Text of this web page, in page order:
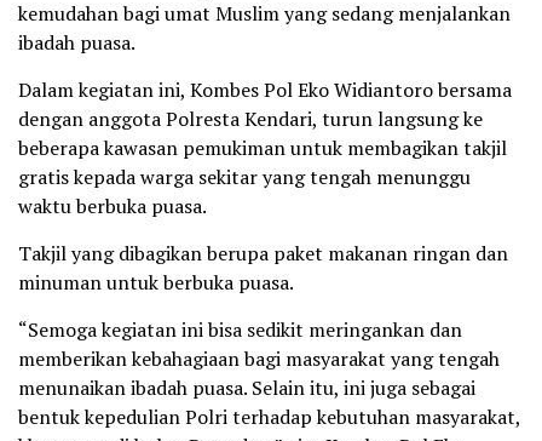
kemudahan bagi umat Muslim yang sedang menjalankan
ibadah puasa.
Dalam kegiatan ini, Kombes Pol Eko Widiantoro bersama
dengan anggota Polresta Kendari, turun langsung ke
beberapa kawasan pemukiman untuk membagikan takjil
gratis kepada warga sekitar yang tengah menunggu
waktu berbuka puasa.
Takjil yang dibagikan berupa paket makanan ringan dan
minuman untuk berbuka puasa.
“Semoga kegiatan ini bisa sedikit meringankan dan
memberikan kebahagiaan bagi masyarakat yang tengah
menunaikan ibadah puasa. Selain itu, ini juga sebagai
bentuk kepedulian Polri terhadap kebutuhan masyarakat,